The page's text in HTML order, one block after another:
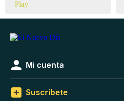
Mi cuenta
Suscríbete